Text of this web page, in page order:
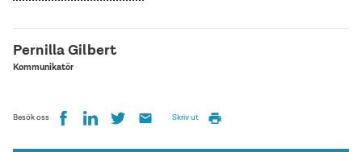
Pernilla Gilbert
Kommunikatör
Besök oss Skriv ut